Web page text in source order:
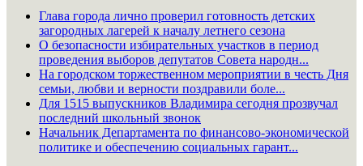
Глава города лично проверил готовность детских
загородных лагерей к началу летнего сезона
О безопасности избирательных участков в период
проведения выборов депутатов Совета народн...
На городском торжественном мероприятии в честь Дня
семьи, любви и верности поздравили боле...
Для 1515 выпускников Владимира сегодня прозвучал
последний школьный звонок
Начальник Департамента по финансово-экономической
политике и обеспечению социальных гарант...